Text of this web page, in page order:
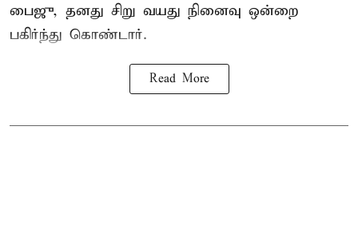
பைஜு, தனது சிறு வயது நினைவு ஒன்றை
பகிர்ந்து கொண்டார்.
Read More